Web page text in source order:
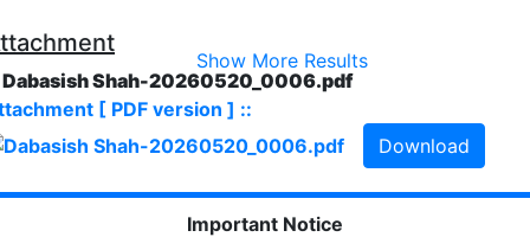
Show More Results
Dabasish Shah-20260520_0006.pdf
[ PDF version ] ::
Download
Important Notice